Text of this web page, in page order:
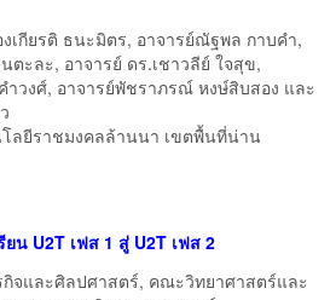
เกียรติ ธนะมิตร, อาจารย์ณัฐพล กาบคำ,
ตะละ, อาจารย์ ดร.เชาวลีย์ ใจสุข,
ำวงศ์, อาจารย์พัชราภรณ์ หงษ์สิบสอง และ
ลยีราชมงคลล้านนา เขตพื้นที่น่าน
ยน U2T เฟส 1 สู่ U2T เฟส 2
จและศิลปศาสตร์, คณะวิทยาศาสตร์และ